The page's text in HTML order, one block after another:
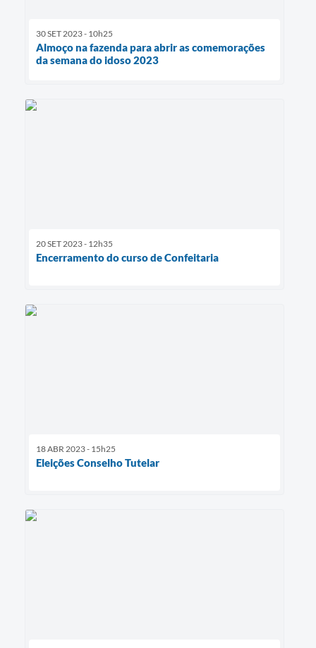
30 SET 2023 - 10h25
Almoço na fazenda para abrir as comemorações
da semana do idoso 2023
20 SET 2023 - 12h35
Encerramento do curso de Confeitaria
18 ABR 2023 - 15h25
Eleições Conselho Tutelar